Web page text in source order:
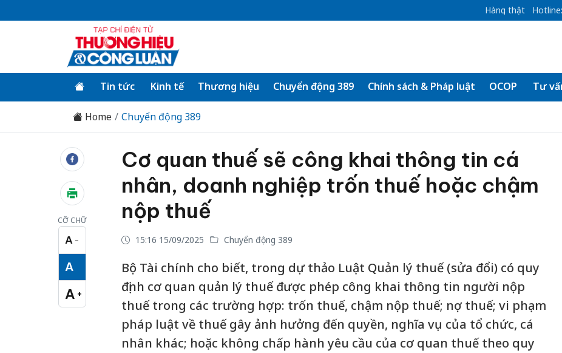
Hàng thật
Tin tức Kinh tế Thương hiệu Chuyển động 389 Chính sách & Pháp luật OCOP Tư
Home Chuyển động 389
CỠ CHỮ
A −
Cỡ chữ nhỏ
A
Cỡ chữ vừa
A +
Cỡ chữ lớn
Cơ quan thuế sẽ công khai thông tin cá
nhân, doanh nghiệp trốn thuế hoặc chậm
nộp thuế
15:16 15/09/2025 Chuyển động 389
Bộ Tài chính cho biết, trong dự thảo Luật Quản lý thuế (sửa đổi) có quy
định cơ quan quản lý thuế được phép công khai thông tin người nộp
thuế trong các trường hợp: trốn thuế, chậm nộp thuế; nợ thuế; vi phạm
pháp luật về thuế gây ảnh hưởng đến quyền, nghĩa vụ của tổ chức, cá
nhân khác; hoặc không chấp hành yêu cầu của cơ quan thuế theo quy